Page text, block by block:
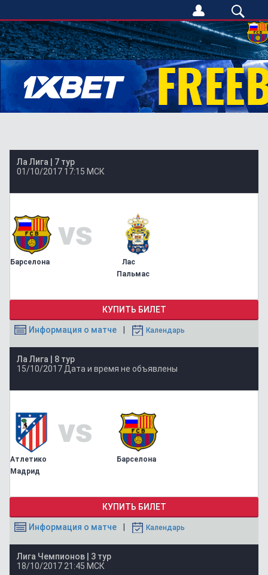
Ла Лига | 7 тур
01/10/2017 17:15 МСК
Барселона
vs
Лас
Пальмас
КУПИТЬ БИЛЕТ
Информация о матче Календарь
Ла Лига | 8 тур
15/10/2017 Дата и время не объявлены
Атлетико
Мадрид
vs
Барселона
КУПИТЬ БИЛЕТ
Информация о матче Календарь
Лига Чемпионов | 3 тур
18/10/2017 21:45 МСК